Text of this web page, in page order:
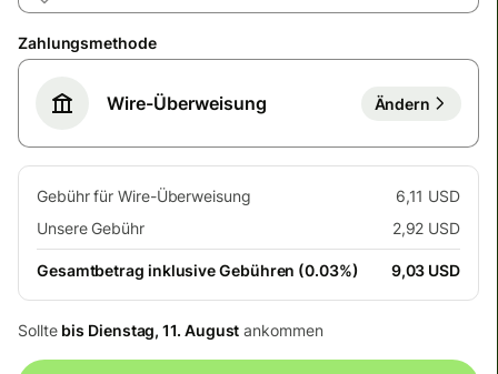
Zahlungsmethode
Wire-Überweisung Ändern
Gebühr für Wire-Überweisung
6,11 USD
Unsere Gebühr
2,92 USD
Gesamtbetrag inklusive Gebühren (0.03%) 9,03 USD
Sollte bis Dienstag, 11. August ankommen